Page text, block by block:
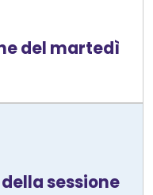
del martedì
sessione